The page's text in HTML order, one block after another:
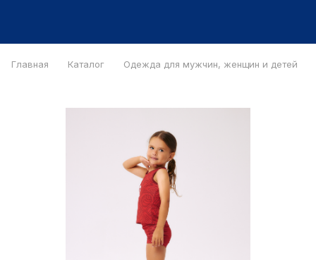
Главная Каталог Одежда для мужчин, женщин и детей